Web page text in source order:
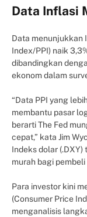
Data Inflasi
Data menunjukkan
Index/PPI) naik
dibandingkan
ekonom dalam
“Data PPI yang
membantu pasar
berarti The Fed
cepat,” kata Jim
Indeks dolar
murah bagi
Para investor kini
(Consumer Price
menganalisis